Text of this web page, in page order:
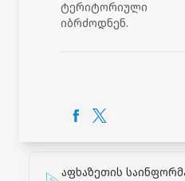
აფხაზეთის
ტერიტორიული
იბრძოდნენ.